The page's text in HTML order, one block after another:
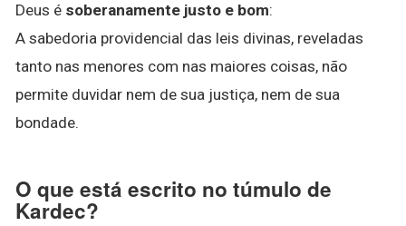
Deus é soberanamente justo e bom:
A sabedoria providencial das leis divinas, reveladas
tanto nas menores com nas maiores coisas, não
permite duvidar nem de sua justiça, nem de sua
bondade.
O que está escrito no túmulo de
Kardec?